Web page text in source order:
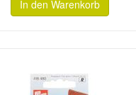
In den Warenkorb